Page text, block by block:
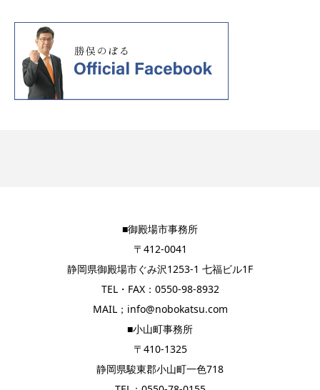
■御殿場市事務所
〒412-0041
静岡県御殿場市ぐみ沢1253-1 七福ビル1F
TEL・FAX：0550-98-8932
MAIL；info@nobokatsu.com
■小山町事務所
〒410-1325
静岡県駿東郡小山町一色718